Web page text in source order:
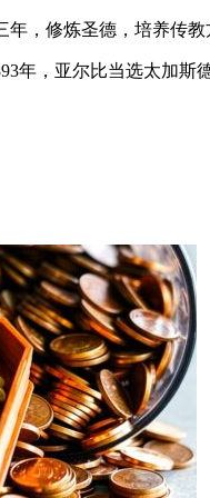
，修炼圣德，培养传
年，亚尔比当选太加斯